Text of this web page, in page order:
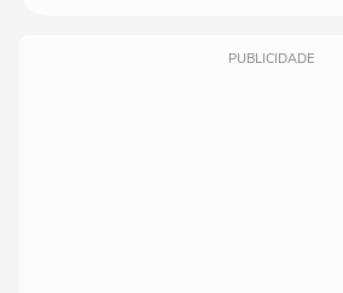
PUBLICIDADE